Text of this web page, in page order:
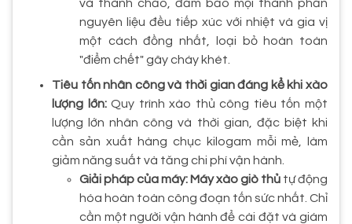
và thành chảo, đảm bảo mọi thành phần
nguyên liệu đều tiếp xúc với nhiệt và gia vị
một cách đồng nhất, loại bỏ hoàn toàn
"điểm chết" gây cháy khét.
Tiêu tốn nhân công và thời gian đáng kể khi xào
lượng lớn:Quy trình xào thủ công tiêu tốn một
lượng lớn nhân công và thời gian, đặc biệt khi
cần sản xuất hàng chục kilogam mỗi mẻ, làm
giảm năng suất và tăng chi phí vận hành.
Giải pháp của máy: Máy xào giò thủ tự động
hóa hoàn toàn công đoạn tốn sức nhất. Chỉ
cần một người vận hành để cài đặt và giám